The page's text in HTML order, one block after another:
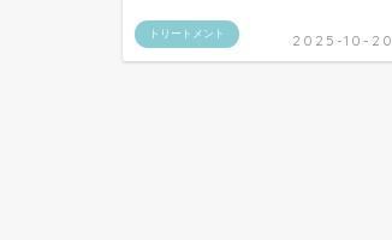
トリートメント 2025-10-20